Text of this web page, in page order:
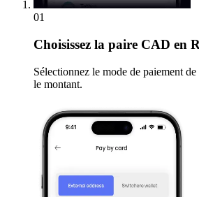
01
Choisissez la paire CAD en
Sélectionnez le mode de paiement
le montant.